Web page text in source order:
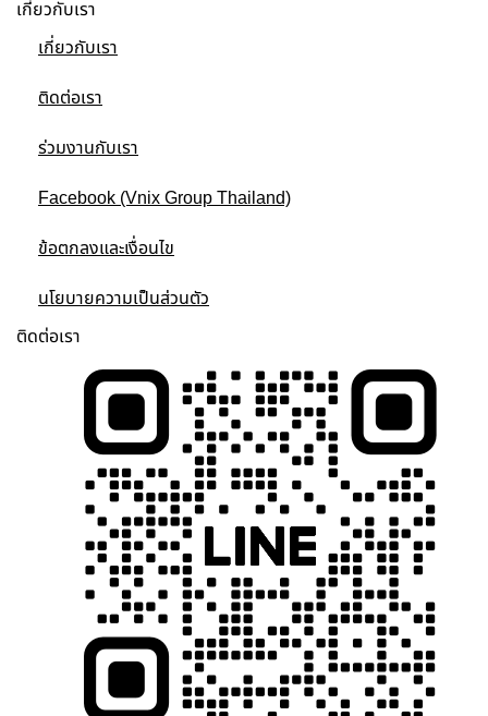
เกี่ยวกับเรา
เกี่ยวกับเรา
ติดต่อเรา
ร่วมงานกับเรา
Facebook (Vnix Group Thailand)
ข้อตกลงและเงื่อนไข
นโยบายความเป็นส่วนตัว
ติดต่อเรา